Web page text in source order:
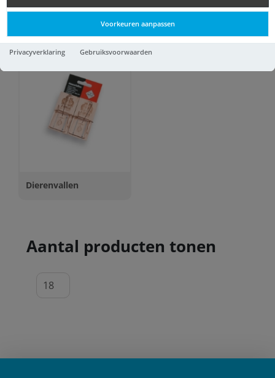
Voorkeuren aanpassen
Privacyverklaring Gebruiksvoorwaarden
Ongedierte bestrijding
Dierenvallen
Aantal producten tonen